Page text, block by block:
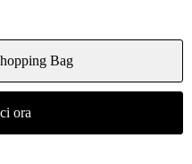
Bag
ora